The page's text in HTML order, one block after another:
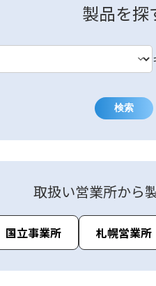
製品を探
検索
取扱い営業所から
国立事業所 札幌営業所